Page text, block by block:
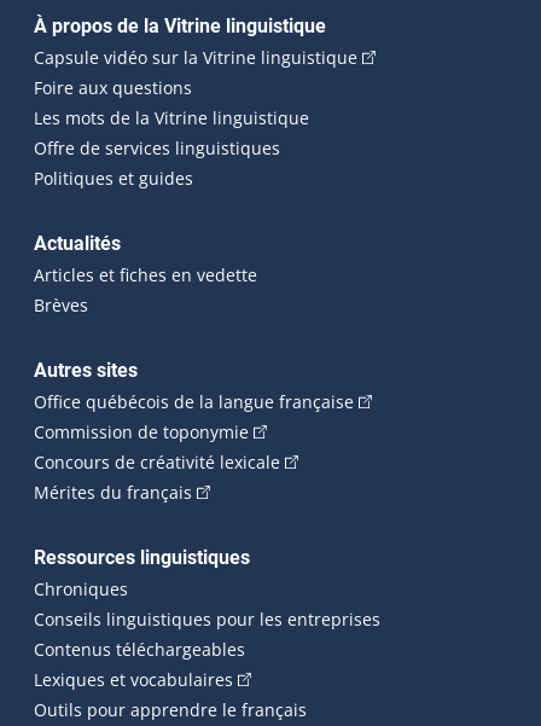
Navigation principale
À propos de la Vitrine linguistique
Capsule vidéo sur la Vitrine linguistique(Cet hyperlien
Foire aux questions
Les mots de la Vitrine linguistique
Offre de services linguistiques
Politiques et guides
Actualités
Articles et fiches en vedette
Brèves
Autres sites
Office québécois de la langue française(Cet hyperlien
Commission de toponymie(Cet hyperlien externe s'ouvrira
Concours de créativité lexicale(Cet hyperlien externe
Mérites du français (Cet hyperlien externe s'ouvrira dans une
Ressources linguistiques
Chroniques
Conseils linguistiques pour les entreprises
Contenus téléchargeables
Lexiques et vocabulaires (Cet hyperlien externe s'ouvrira
Outils pour apprendre le français